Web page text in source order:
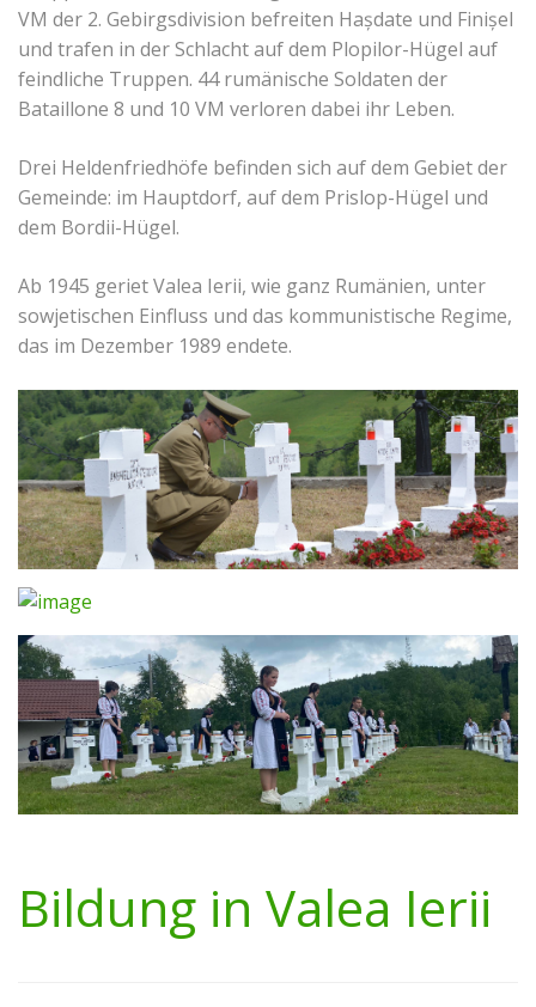
VM der 2. Gebirgsdivision befreiten Hașdate und Finișel
und trafen in der Schlacht auf dem Plopilor-Hügel auf
feindliche Truppen. 44 rumänische Soldaten der
Bataillone 8 und 10 VM verloren dabei ihr Leben.
Drei Heldenfriedhöfe befinden sich auf dem Gebiet der
Gemeinde: im Hauptdorf, auf dem Prislop-Hügel und
dem Bordii-Hügel.
Ab 1945 geriet Valea Ierii, wie ganz Rumänien, unter
sowjetischen Einfluss und das kommunistische Regime,
das im Dezember 1989 endete.
Bildung in Valea Ierii